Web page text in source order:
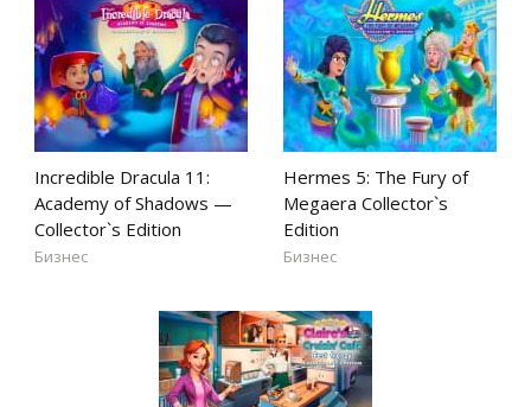
Incredible Dracula 11:
Academy of Shadows —
Collector`s Edition
Бизнес
Hermes 5: The Fury of
Megaera Collector`s
Edition
Бизнес